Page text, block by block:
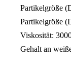
Partikelgröße
Partikelgröße
Viskosität:
Gehalt an